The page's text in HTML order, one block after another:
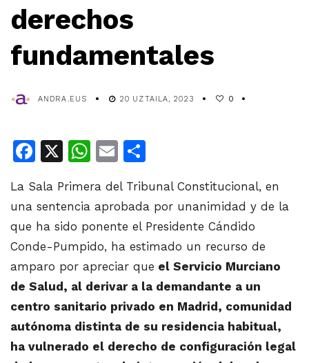
derechos
fundamentales
ANDRA.EUS 20 UZTAILA, 2023 0
Facebook
X WhatsApp
Email
La Sala Primera del Tribunal Constitucional, en
una sentencia aprobada por unanimidad y de la
que ha sido ponente el Presidente Cándido
Conde-Pumpido, ha estimado un recurso de
amparo por apreciar que el Servicio Murciano
de Salud, al derivar a la demandante a un
centro sanitario privado en Madrid, comunidad
autónoma distinta de su residencia habitual,
ha vulnerado el derecho de configuración legal